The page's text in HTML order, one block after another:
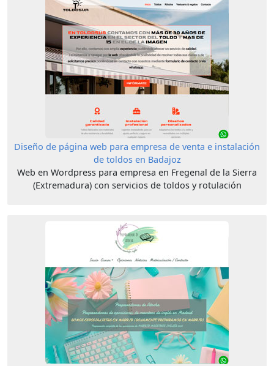
Diseño de página web para empresa de venta e instalación
de toldos en Badajoz
Web en Wordpress para empresa en Fregenal de la Sierra
(Extremadura) con servicios de toldos y rotulación